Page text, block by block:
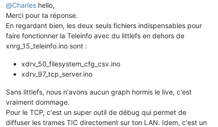
@Charles hello,
Merci pour ta réponse.
En regardant bien, les deux seuls fichiers indispensables pour
faire fonctionner la Teleinfo avec du littlefs en dehors de
xnrg_15_teleinfo.ino sont :
xdrv_50_filesystem_cfg_csv.ino
xdrv_97_tcp_server.ino
Sans littlefs, nous n'avons aucun graph hormis le live, c'est
vraiment dommage.
Pour le TCP, c'est un super outil de débug qui permet de
diffuser les trames TIC directement sur ton LAN. Idem, c'est un